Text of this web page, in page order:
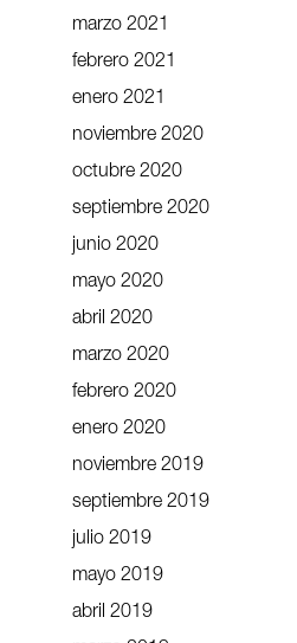
marzo 2021
febrero 2021
enero 2021
noviembre 2020
octubre 2020
septiembre 2020
junio 2020
mayo 2020
abril 2020
marzo 2020
febrero 2020
enero 2020
noviembre 2019
septiembre 2019
julio 2019
mayo 2019
abril 2019